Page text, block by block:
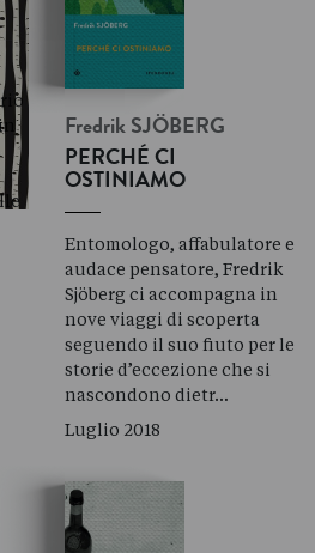
Fredrik SJÖBERG
PERCHÉ CI
OSTINIAMO
Entomologo, affabulatore e
audace pensatore, Fredrik
Sjöberg ci accompagna in
nove viaggi di scoperta
seguendo il suo fiuto per le
storie d’eccezione che si
nascondono dietr…
Luglio 2018